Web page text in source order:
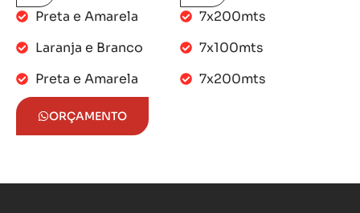
Preta e Amarela
Laranja e Branco
Preta e Amarela
7x200mts
7x100mts
7x200mts
ORÇAMENTO